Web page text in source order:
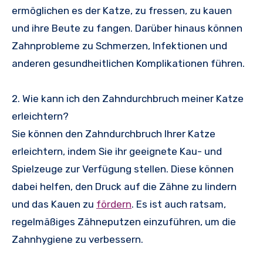
ermöglichen es der Katze, zu fressen, zu kauen
und ihre Beute zu fangen. Darüber hinaus können
Zahnprobleme zu Schmerzen, Infektionen und
anderen gesundheitlichen Komplikationen führen.
2. Wie kann ich den Zahndurchbruch meiner Katze
erleichtern?
Sie können den Zahndurchbruch Ihrer Katze
erleichtern, indem Sie ihr geeignete Kau- und
Spielzeuge zur Verfügung stellen. Diese können
dabei helfen, den Druck auf die Zähne zu lindern
und das Kauen zu fördern. Es ist auch ratsam,
regelmäßiges Zähneputzen einzuführen, um die
Zahnhygiene zu verbessern.